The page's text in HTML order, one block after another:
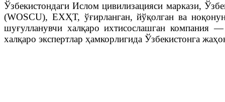
Ўзбекистондаги Ислом цивилизацияси маркази,
(WOSCU), ЕХҲТ, ўғирланган, йўқолган ва
шуғулланувчи халқаро ихтисослашган компания
халқаро экспертлар ҳамкорлигида Ўзбекистонга